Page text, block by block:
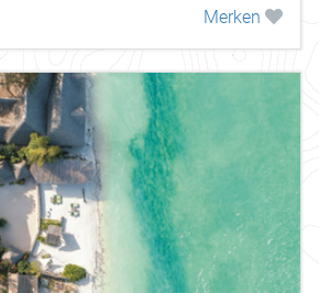
Merken